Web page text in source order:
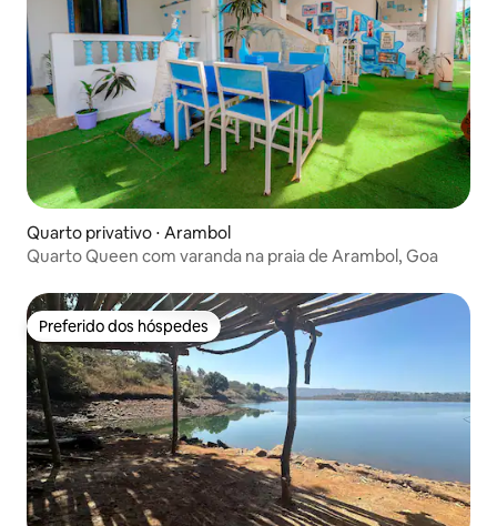
Quarto privativo ⋅ Arambol
Quarto Queen com varanda na praia de Arambol, Goa
Preferido dos hóspedes
Preferido dos hóspedes